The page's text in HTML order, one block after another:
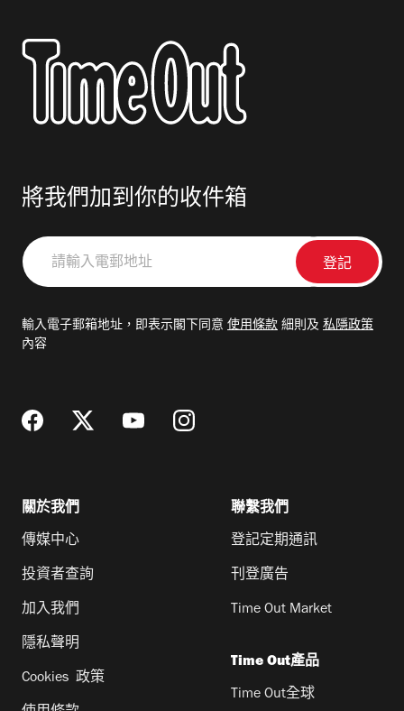
將我們加到你的收件箱
請
輸
郵
輸入電子郵箱地址，即表示閣下同意 使用條款 細則及 私隱政策
內容
關於我們
傳媒中心
投資者查詢
加入我們
隱私聲明
Cookies 政策
聯繫我們
登記定期通訊
刊登廣告
Time Out Market
Time Out產品
Time Out全球